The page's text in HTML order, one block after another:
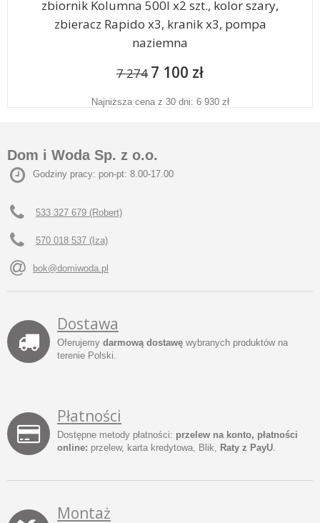
zbiornik Kolumna 500l x2 szt., kolor szary,
zbieracz Rapido x3, kranik x3, pompa
naziemna
7 274 7 100 zł
Najniższa cena z 30 dni: 6 930 zł
Dom i Woda Sp. z o.o.
Godziny pracy: pon-pt: 8.00-17.00
533 327 679 (Robert)
570 018 537 (Iza)
bok@domiwoda.pl
Dostawa
Oferujemy darmową dostawę wybranych produktów na
terenie Polski.
Płatności
Dostępne metody płatności: przelew na konto, płatności
online: przelew, karta kredytowa, Blik, Raty z PayU
Montaż